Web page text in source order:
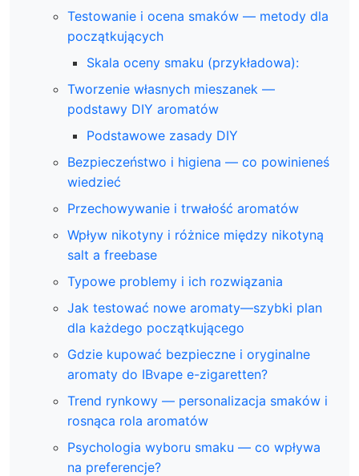
Testowanie i ocena smaków — metody dla
początkujących
Skala oceny smaku (przykładowa):
Tworzenie własnych mieszanek —
podstawy DIY aromatów
Podstawowe zasady DIY
Bezpieczeństwo i higiena — co powinieneś
wiedzieć
Przechowywanie i trwałość aromatów
Wpływ nikotyny i różnice między nikotyną
salt a freebase
Typowe problemy i ich rozwiązania
Jak testować nowe aromaty—szybki plan
dla każdego początkującego
Gdzie kupować bezpieczne i oryginalne
aromaty do IBvape e-zigaretten?
Trend rynkowy — personalizacja smaków i
rosnąca rola aromatów
Psychologia wyboru smaku — co wpływa
na preferencje?